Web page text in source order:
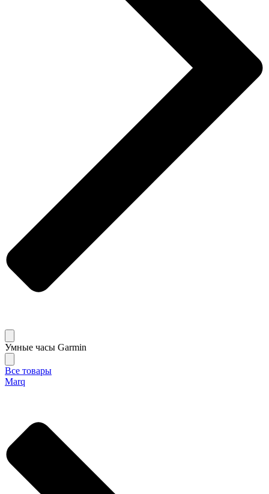
Умные часы Garmin
Все товары
Marq